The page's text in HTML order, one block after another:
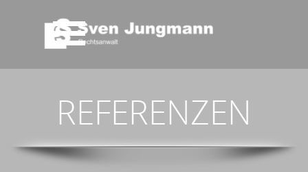
Menü überspringen
REFERENZEN